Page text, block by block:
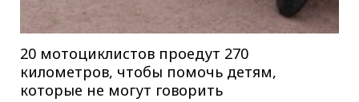
20 мотоциклистов проедут 270
километров, чтобы помочь детям,
которые не могут говорить